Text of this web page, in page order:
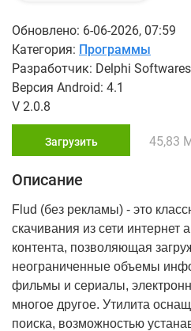
Обновлено: 6-06-2026, 07:59
Категория: Программы
Разработчик: Delphi Softwares
Версия Android: 4.1
V 2.0.8
Загрузить 45,83
Описание
Flud (без рекламы) - это
скачивания из сети интернет
контента, позволяющая
неограниченные объемы
фильмы и сериалы,
многое другое. Утилита
поиска, возможностью